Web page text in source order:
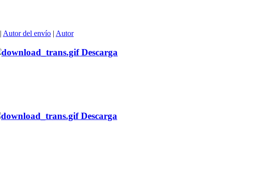
| Autor del envío | Autor
Descarga
Descarga